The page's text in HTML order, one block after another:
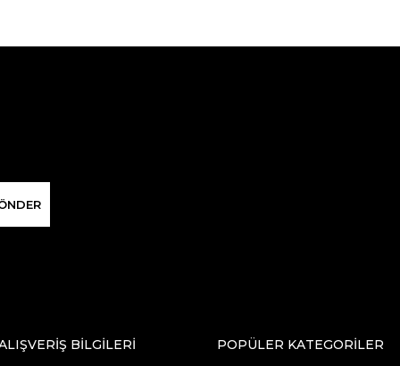
BİLGİLERİ POPÜLER KATEGORİLER